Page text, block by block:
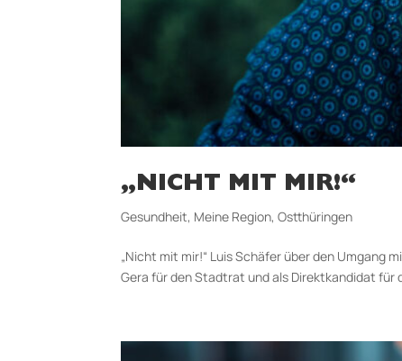
„NICHT MIT MIR!“
Gesundheit, Meine Region,Ostthüringen
„Nicht mit mir!“ Luis Schäfer über den Umgang
Gera für den Stadtrat und als Direktkandidat für